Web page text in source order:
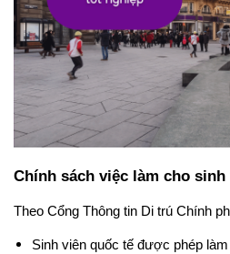
Chính sách việc làm cho
Theo Cổng Thông tin Di trú Chính
Sinh viên quốc tế được phép